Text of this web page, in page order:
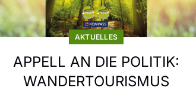
AKTUELLES
APPELL AN DIE POLITIK:
WANDERTOURISMUS